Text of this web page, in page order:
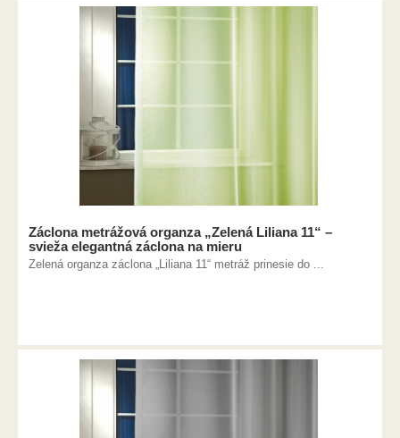
Záclona metrážová organza „Zelená Liliana 11“ –
svieža elegantná záclona na mieru
Zelená organza záclona „Liliana 11“ metráž prinesie do ...